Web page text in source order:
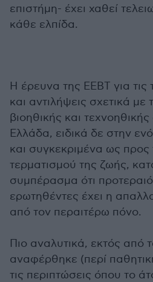
επιστήμη- έχει χαθεί
κάθε ελπίδα.
Η έρευνα της ΕΕΒΤ για τις
και αντιλήψεις σχετικά
βιοηθικής και
Ελλάδα, ειδικά δε στην
και συγκεκριμένα ως προς
τερματισμού της ζωής,
συμπέρασμα ότι
ερωτηθέντες έχει η
από τον περαιτέρω πόνο.
Πιο αναλυτικά, εκτός από
αναφέρθηκε (περί
τις περιπτώσεις όπου το